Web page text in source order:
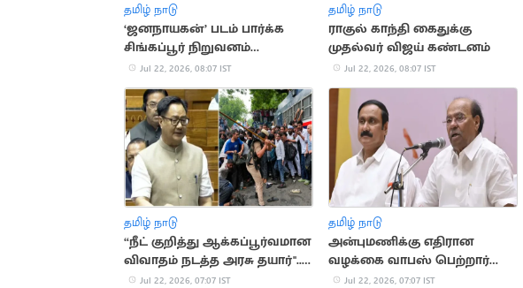
தமிழ் நாடு
‘ஜனநாயகன்’ படம் பார்க்க
சிங்கப்பூர் நிறுவனம்
விடுமுறை அறிவிப்பு
Jul 22, 2026, 08:07 IST
தமிழ் நாடு
ராகுல் காந்தி கைதுக்கு
முதல்வர் விஜய் கண்டனம்
Jul 22, 2026, 08:07 IST
தமிழ் நாடு
“நீட் குறித்து ஆக்கப்பூர்வமான
விவாதம் நடத்த அரசு தயார்''..
மத்திய அமைச்சர்
Jul 22, 2026, 07:07 IST
தமிழ் நாடு
அன்புமணிக்கு எதிரான
வழக்கை வாபஸ் பெற்றார்
ராமதாஸ்
Jul 22, 2026, 07:07 IST